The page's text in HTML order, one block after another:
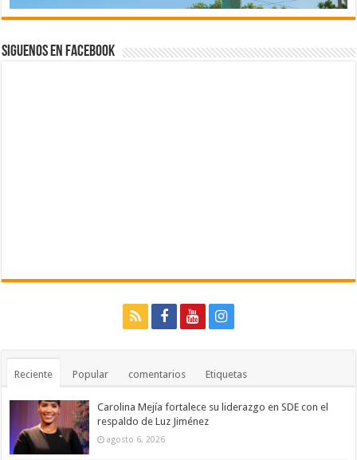
Siguenos en Facebook
Reciente Popular comentarios Etiquetas
Carolina Mejía fortalece su liderazgo en SDE con el
respaldo de Luz Jiménez
agosto 6, 2026